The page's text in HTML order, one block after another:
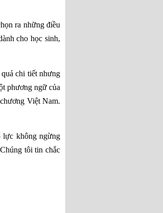
ra những điều
cho học sinh,
chi tiết nhưng
phương ngữ của
Việt Nam.
lực không ngừng
tôi tin chắc